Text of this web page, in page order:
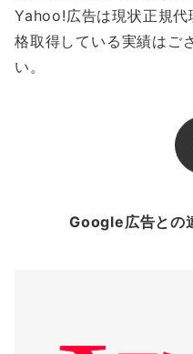
Yahoo!広告は現状正規
格取得している実績はご
い。
Google広告との